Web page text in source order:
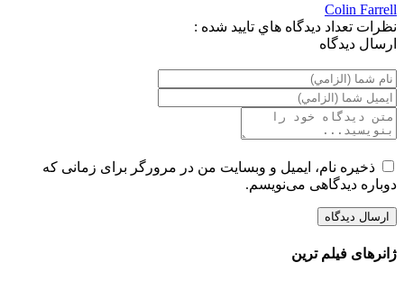
Colin Farrell
نظرات تعداد ديدگاه هاي تاييد شده :
ارسال ديدگاه
ذخیره نام، ایمیل و وبسایت من در مرورگر برای زمانی که
دوباره دیدگاهی می‌نویسم.
ژانرهای فیلم ترین